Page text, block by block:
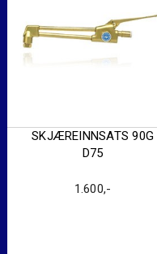
SKJÆREINNSATS 90G
D75
1.600,-